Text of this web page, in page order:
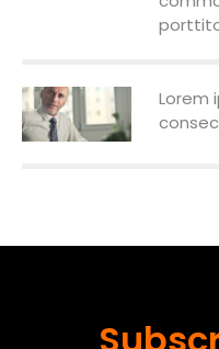
Lorem